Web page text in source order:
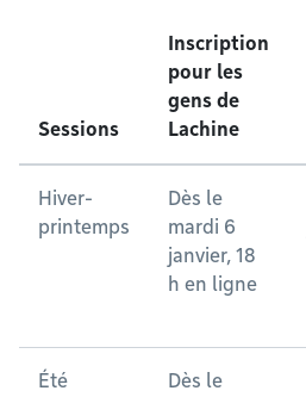
Sessions
Inscription
pour les
gens de
Lachine
Hiver-
printemps
Dès le
mardi 6
janvier, 18
h en ligne
Été
Dès le